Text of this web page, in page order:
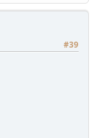
#39